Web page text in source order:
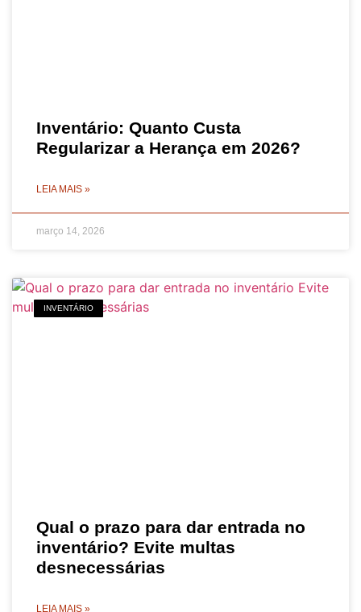
Inventário: Quanto Custa
Regularizar a Herança em 2026?
LEIA MAIS »
março 14, 2026
INVENTÁRIO
Qual o prazo para dar entrada no
inventário? Evite multas
desnecessárias
LEIA MAIS »